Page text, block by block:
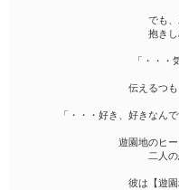
でも
抱き
「・・・
伝えるつ
「・・・好き、好きなん
遊園地のヒ
二人
彼は【遊